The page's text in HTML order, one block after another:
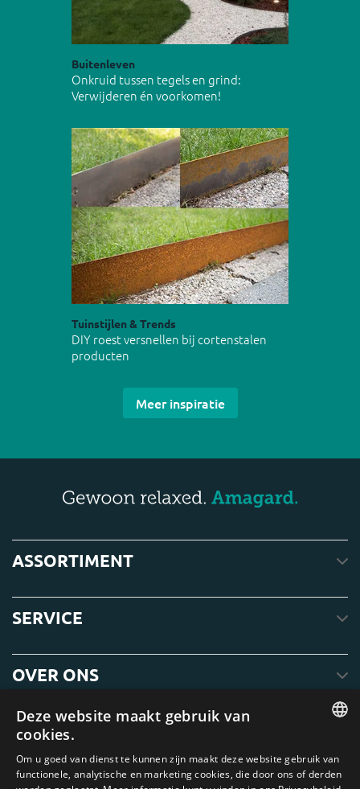
Buitenleven
Onkruid tussen tegels en grind:
Verwijderen én voorkomen!
Tuinstijlen & Trends
DIY roest versnellen bij cortenstalen
producten
Meer inspiratie
ASSORTIMENT
SERVICE
OVER ONS
DUTCH
Deze website maakt gebruik van
cookies.
Om u goed van dienst te kunnen zijn maakt deze website gebruik van
functionele, analytische en marketing cookies, die door ons of derden